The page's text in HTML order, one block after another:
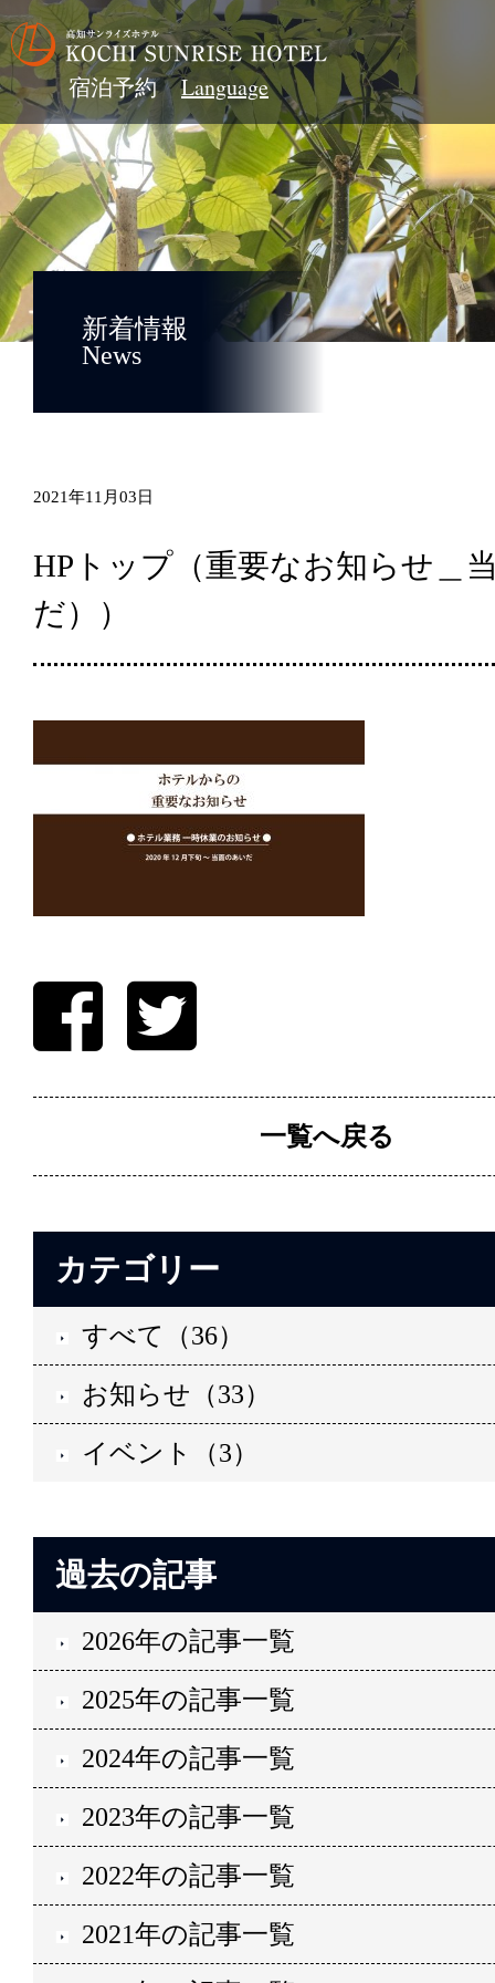
宿泊予約
新着情報
News
2021年11月03日
HPトップ（重要なお知らせ＿
だ））
一覧へ戻る
カテゴリー
すべて（36）
お知らせ（33）
イベント（3）
過去の記事
2026年の記事一覧
2025年の記事一覧
2024年の記事一覧
2023年の記事一覧
2022年の記事一覧
2021年の記事一覧